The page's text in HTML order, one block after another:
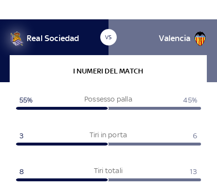
Real Sociedad VS Valencia
I NUMERI DEL MATCH
Possesso palla
55% 45%
Tiri in porta
3 6
Tiri totali
8 13